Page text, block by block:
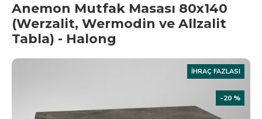
Anemon Mutfak Masası 80x140
(Werzalit, Wermodin ve Allzalit
Tabla) - Halong
İHRAÇ FAZLASI
-20 %